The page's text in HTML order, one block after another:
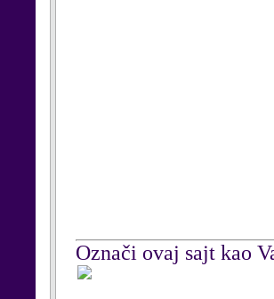
Označi ovaj sajt kao